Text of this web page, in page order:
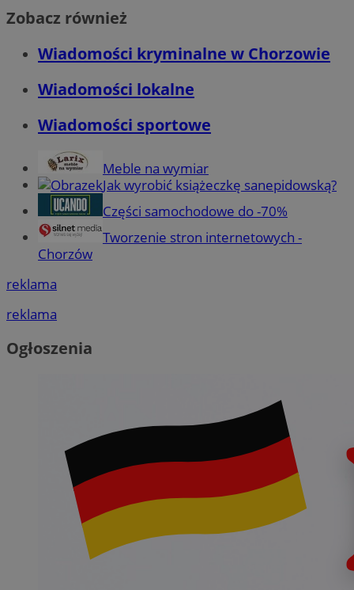
Zobacz również
Wiadomości kryminalne w Chorzowie
Wiadomości lokalne
Wiadomości sportowe
Meble na wymiar
Jak wyrobić książeczkę sanepidowską?
Części samochodowe do -70%
Tworzenie stron internetowych -
Chorzów
reklama
reklama
Ogłoszenia